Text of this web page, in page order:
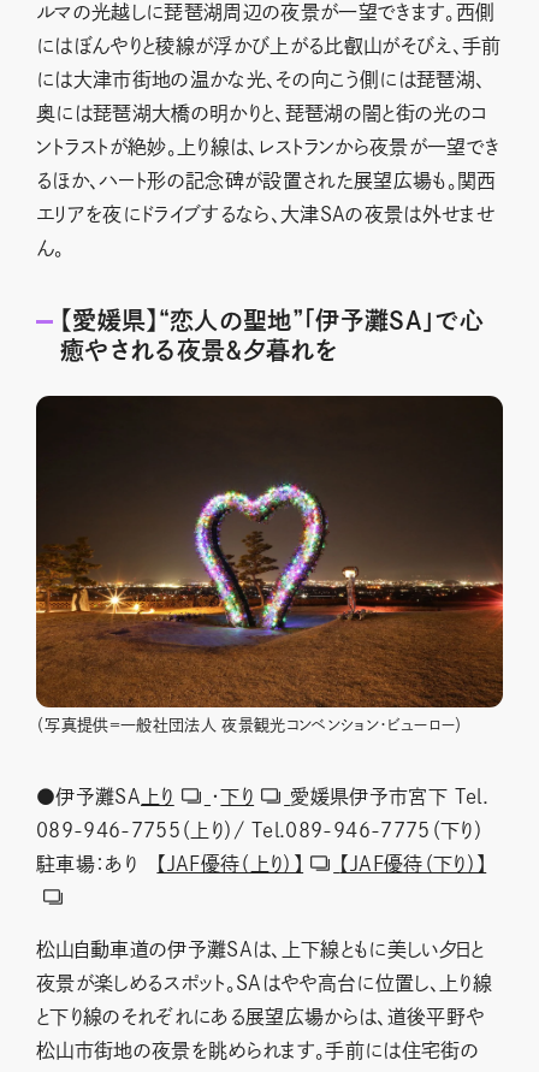
ルマの光越しに琵琶湖周辺の夜景が一望できます。西側
にはぼんやりと稜線が浮かび上がる比叡山がそびえ、手前
には大津市街地の温かな光、その向こう側には琵琶湖、
奥には琵琶湖大橋の明かりと、琵琶湖の闇と街の光のコ
ントラストが絶妙。上り線は、レストランから夜景が一望でき
るほか、ハート形の記念碑が設置された展望広場も。関西
エリアを夜にドライブするなら、大津SAの夜景は外せませ
ん。
【愛媛県】“恋人の聖地”「伊予灘SA」で心
癒やされる夜景＆夕暮れを
（写真提供＝一般社団法人 夜景観光コンベンション・ビューロー）
●伊予灘SA 上り ・下り
愛媛県伊予市宮下 Tel.
089-946-7755（上り）/ Tel.089-946-7775（下り）
駐車場：あり
【JAF優待（上り）】 【JAF優待（下り）】
松山自動車道の伊予灘SAは、上下線ともに美しい夕日と
夜景が楽しめるスポット。SAはやや高台に位置し、上り線
と下り線のそれぞれにある展望広場からは、道後平野や
松山市街地の夜景を眺められます。手前には住宅街の